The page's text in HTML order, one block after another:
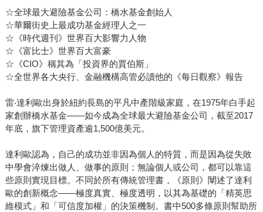
☆全球最大避險基金公司：橋水基金創始人
☆華爾街史上最成功基金經理人之一
☆《時代週刊》世界百大影響力人物
☆《富比士》世界百大富豪
☆《CIO》稱其為「投資界的賈伯斯」
☆全世界各大央行、金融機構高管必讀他的《每日觀察》報告
雷‧達利歐出身於紐約長島的平凡中產階級家庭，在1975年白手起
家創辦橋水基金——如今成為全球最大避險基金公司，截至2017
年底，旗下管理資產逾1,500億美元。
達利歐認為，自己的成功並非因為個人的特質，而是因為從失敗
中學會淬煉出做人、做事的原則；無論個人或公司，都可以靠這
些原則實現目標。不同於所有傳統管理書，《原則》闡述了達利
歐的創新概念——極度真實、極度透明，以其為基礎的「精英思
維模式」和「可信度加權」的決策機制。書中500多條原則幫助所